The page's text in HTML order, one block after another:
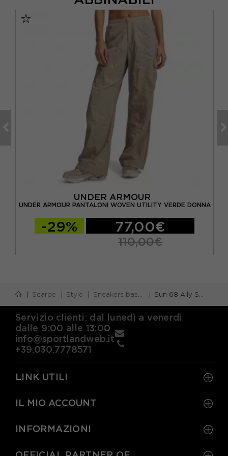
UNDER ARMOUR
UNDER ARMOUR PANTALONI WOVEN UTILITY VERDE DONNA
-29% 77,00€
110,00€
Scarpe Style Sneakers basse Sun 68 Ally Solid Mesh Verde Rosa - Sneakers Donna
Servizio clienti: dal lunedì a venerdì
dalle 9:00 alle 13:00
info@sportlandweb.it
+39.030.7778571
LINK UTILI
IL MIO ACCOUNT
INFORMAZIONI